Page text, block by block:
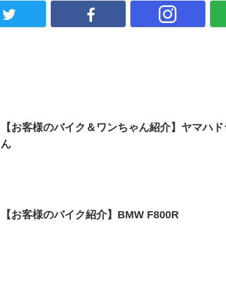
【お客様のバイク＆ワンちゃん紹介】ヤマハ
ん
【お客様のバイク紹介】BMW F800R